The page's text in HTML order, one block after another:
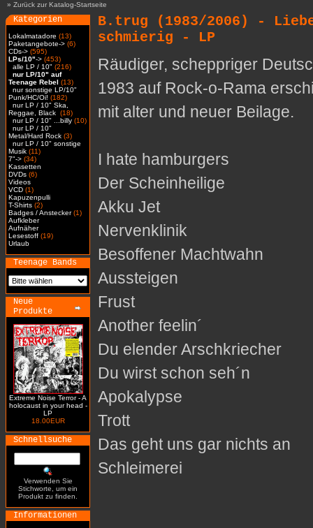
» Zurück zur Katalog-Startseite
Kategorien
Lokalmatadore (13)
Paketangebote-> (6)
CDs-> (595)
LPs/10"-> (453)
alle LP / 10" (216)
nur LP/10" auf
Teenage Rebel (13)
nur sonstige LP/10"
Punk/HC/Oi! (182)
nur LP / 10" Ska,
Reggae, Black (18)
nur LP / 10" ...billy (10)
nur LP / 10"
Metal/Hard Rock (3)
nur LP / 10" sonstige
Musik (11)
7"-> (34)
Kassetten
DVDs (6)
Videos
VCD (1)
Kapuzenpulli
T-Shirts (2)
Badges / Anstecker(1)
Aufkleber
Aufnäher
Lesestoff (19)
Urlaub
Teenage Bands
Neue
Produkte
Extreme Noise Terror - A
holocaust in your head -
LP
18.00EUR
Schnellsuche
Verwenden Sie
Stichworte, um ein
Produkt zu finden.
Informationen
B.trug (1983/2006) -
schmierig - LP
Räudiger, scheppriger
1983 auf Rock-o-Rama
mit alter und neuer Beilage.
I hate hamburgers
Der Scheinheilige
Akku Jet
Nervenklinik
Besoffener Machtwahn
Aussteigen
Frust
Another feelin´
Du elender Arschkriecher
Du wirst schon seh´n
Apokalypse
Trott
Das geht uns gar nichts an
Schleimerei